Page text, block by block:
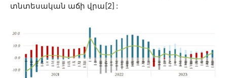
տնտեսական աճի վրա[2] :